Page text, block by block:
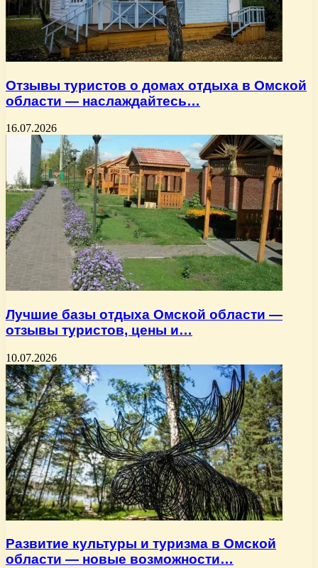
Отзывы туристов о домах отдыха в Омской
области — наслаждайтесь…
16.07.2026
Лучшие базы отдыха Омской области —
отзывы туристов, цены и…
10.07.2026
Развитие культуры и туризма в Омской
области — новые возможности…